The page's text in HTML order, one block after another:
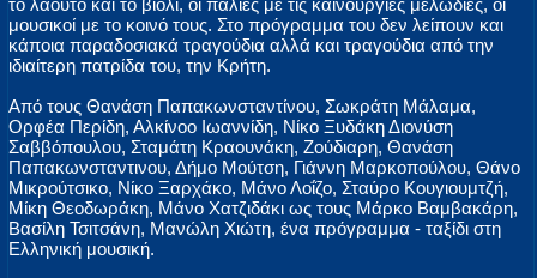
το λαούτο και το βιολί, οι παλιές με τις καινούργιες μελωδίες, οι
μουσικοί με το κοινό τους. Στο πρόγραμμα του δεν λείπουν και
κάποια παραδοσιακά τραγούδια αλλά και τραγούδια από την
ιδιαίτερη πατρίδα του, την Κρήτη.
Από τους Θανάση Παπακωνσταντίνου, Σωκράτη Μάλαμα,
Ορφέα Περίδη, Αλκίνοο Ιωαννίδη, Νίκο Ξυδάκη Διονύση
Σαββόπουλου, Σταμάτη Κραουνάκη, Ζούδιαρη, Θανάση
Παπακωνσταντινου, Δήμο Μούτση, Γιάννη Μαρκοπούλου, Θάνο
Μικρούτσικο, Νίκο Ξαρχάκο, Μάνο Λοΐζο, Σταύρο Κουγιουμτζή,
Μίκη Θεοδωράκη, Μάνο Χατζιδάκι ως τους Μάρκο Βαμβακάρη,
Βασίλη Τσιτσάνη, Μανώλη Χιώτη, ένα πρόγραμμα - ταξίδι στη
Ελληνική μουσική.